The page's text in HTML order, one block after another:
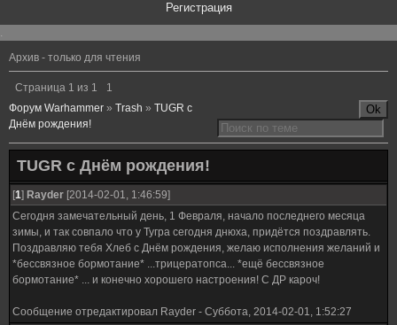
Регистрация
.
Архив - только для чтения
Страница 1 из 1
1
Форум Warhammer » Trash » TUGR с
Днём рождения!
TUGR с Днём рождения!
[1] Rayder [2014-02-01, 1:46:59]
Сегодня замечательный день, 1 Февраля, начало последнего месяца
зимы, и так совпало что у Тугра сегодня днюха, придётся поздравлять.
Поздравляю тебя Хлеб с Днём рождения, желаю исполнения желаний и
*бессвязное бормотание* ...трицератопса... *ещё бессвязное
бормотание* ... и конечно хорошего настроения! С ДР кароч!
Сообщение отредактировал Rayder - Суббота, 2014-02-01, 1:52:27